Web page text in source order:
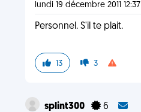
lundi 19 décembre 2011 12:37
Personnel. S'il te plait.
13 3
splint300 6